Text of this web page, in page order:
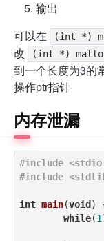
输出
可以在
(int *)
改
(int *)
到一个长度为3的
操作ptr指针
内存泄漏
#include
#include
int main(void )
while(1